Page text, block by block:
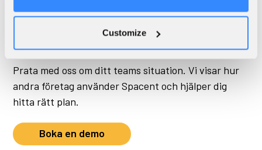
Customize
Demo
Prata med oss om ditt teams situation. Vi visar hur
andra företag använder Spacent och hjälper dig
hitta rätt plan.
Boka en demo